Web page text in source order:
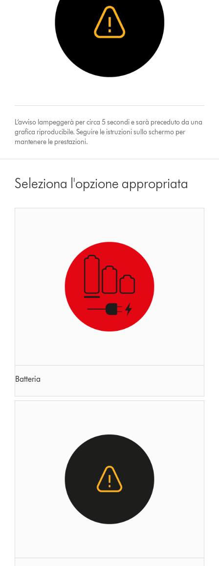
L’avviso lampeggerà per circa 5 secondi e sarà preceduto da una
grafica riproducibile. Seguire le istruzioni sullo schermo per
mantenere le prestazioni.
Seleziona l'opzione appropriata
Batteria